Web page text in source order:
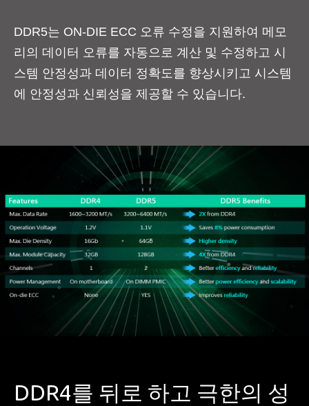
DDR5는 ON-DIE ECC 오류 수정을 지원하여 메모
리의 데이터 오류를 자동으로 계산 및 수정하고 시
스템 안정성과 데이터 정확도를 향상시키고 시스템
에 안정성과 신뢰성을 제공할 수 있습니다.
DDR4를 뒤로 하고 극한의 성